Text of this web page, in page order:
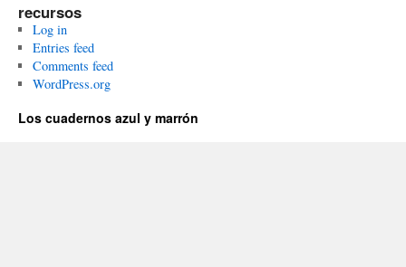
recursos
Log in
Entries feed
Comments feed
WordPress.org
Los cuadernos azul y marrón